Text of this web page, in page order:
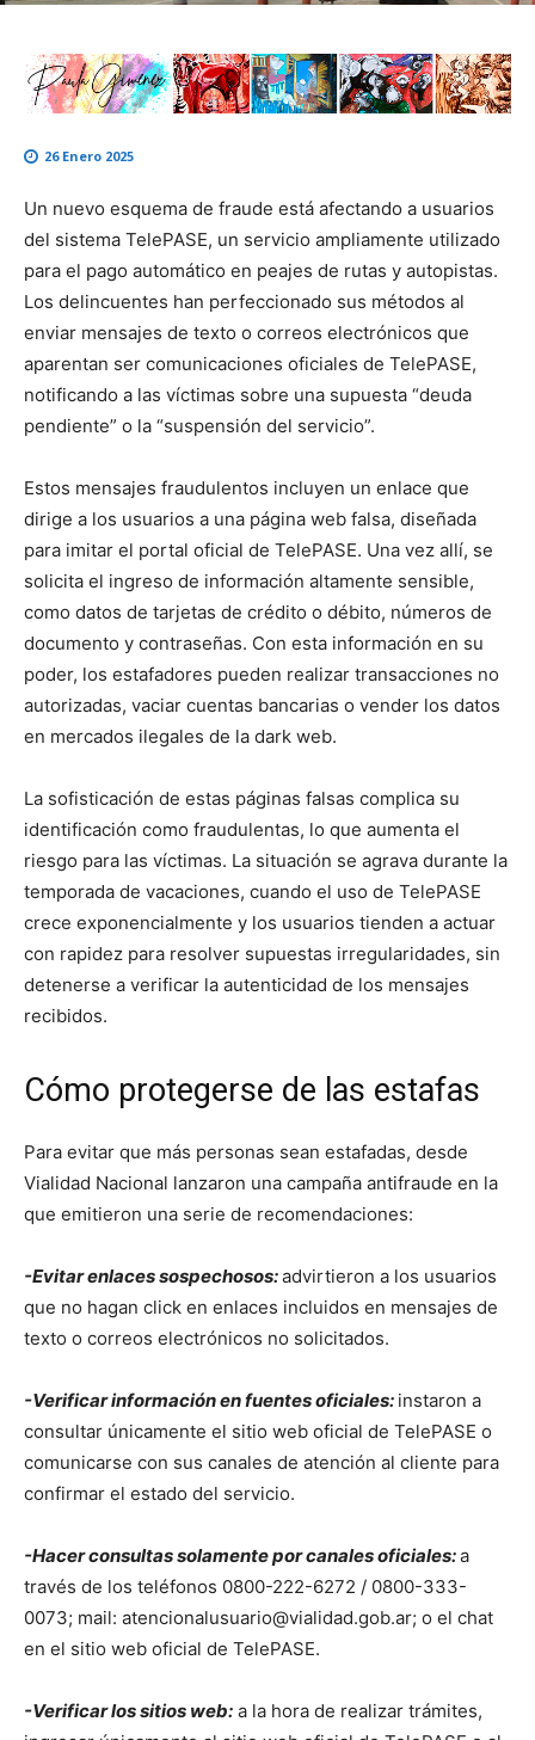
26 Enero 2025
Un nuevo esquema de fraude está afectando a usuarios
del sistema TelePASE, un servicio ampliamente utilizado
para el pago automático en peajes de rutas y autopistas.
Los delincuentes han perfeccionado sus métodos al
enviar mensajes de texto o correos electrónicos que
aparentan ser comunicaciones oficiales de TelePASE,
notificando a las víctimas sobre una supuesta “deuda
pendiente” o la “suspensión del servicio”.
Estos mensajes fraudulentos incluyen un enlace que
dirige a los usuarios a una página web falsa, diseñada
para imitar el portal oficial de TelePASE. Una vez allí, se
solicita el ingreso de información altamente sensible,
como datos de tarjetas de crédito o débito, números de
documento y contraseñas. Con esta información en su
poder, los estafadores pueden realizar transacciones no
autorizadas, vaciar cuentas bancarias o vender los datos
en mercados ilegales de la dark web.
La sofisticación de estas páginas falsas complica su
identificación como fraudulentas, lo que aumenta el
riesgo para las víctimas. La situación se agrava durante la
temporada de vacaciones, cuando el uso de TelePASE
crece exponencialmente y los usuarios tienden a actuar
con rapidez para resolver supuestas irregularidades, sin
detenerse a verificar la autenticidad de los mensajes
recibidos.
Cómo protegerse de las estafas
Para evitar que más personas sean estafadas, desde
Vialidad Nacional lanzaron una campaña antifraude en la
que emitieron una serie de recomendaciones:
-Evitar enlaces sospechosos:advirtieron a los usuarios
que no hagan click en enlaces incluidos en mensajes de
texto o correos electrónicos no solicitados.
-Verificar información en fuentes oficiales: instaron a
consultar únicamente el sitio web oficial de TelePASE o
comunicarse con sus canales de atención al cliente para
confirmar el estado del servicio.
-Hacer consultas solamente por canales oficiales:a
través de los teléfonos 0800-222-6272 / 0800-333-
0073; mail: atencionalusuario@vialidad.gob.ar; o el chat
en el sitio web oficial de TelePASE.
-Verificar los sitios web: a la hora de realizar trámites,